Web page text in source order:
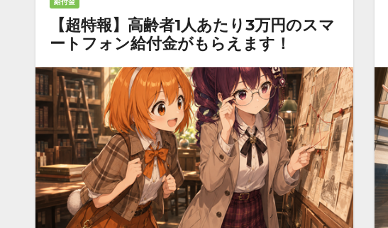
給付金
【超特報】高齢者1人あたり3万円のスマ
ートフォン給付金がもらえます！